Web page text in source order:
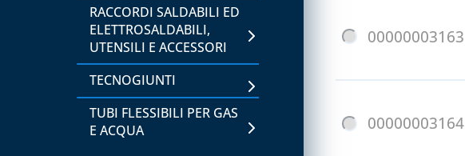
BOMBOLE VUOTE E
ACCESSORI
CAPITOLO 08
RACCORDERIA IN RAME E
OTTONE
RACCORDI SALDABILI ED
ELETTROSALDABILI,
UTENSILI E ACCESSORI
TECNOGIUNTI
TUBI FLESSIBILI PER GAS
E ACQUA
00000003163
00000003164